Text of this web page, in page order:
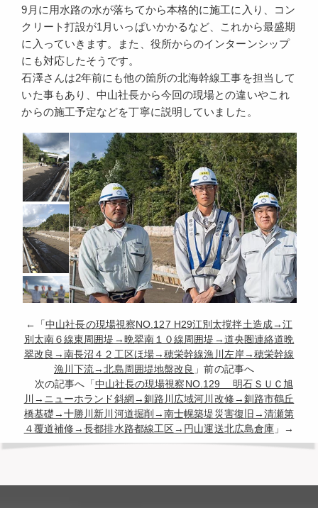
9月に用水路の水が落ちてから本格的に施工に入り、コン
クリート打設が1月いっぱいかかるなど、これから最盛期
に入っていきます。また、役所からのインターンシップ
にも対応したそうです。
石澤さんは2年前にも他の箇所の北海幹線工事を担当して
いた事もあり、中山社長から今回の現場との違いやこれ
からの施工予定などを丁寧に説明していました。
←「中山社長の現場視察NO.127 H29江別太撹拌土造成→江
別太南６線東周囲堤→晩翠南１０線周囲堤→道央圏連絡道晩
翠改良→南長沼４２工区ほ場→穂栄幹線漁川左岸→穂栄幹線
漁川下流→北島周囲堤地盤改良 」前の記事へ
次の記事へ「 中山社長の現場視察NO.129 明石ＳＵＣ旭
川→ニューホランド斜網→釧路川広域河川改修→釧路市鶴丘
橋基礎→十勝川新川河道掘削→南士幌築堤災害復旧→清瀬第
４覆道補修→長都排水路都線工区→円山運送北広島倉庫 」→